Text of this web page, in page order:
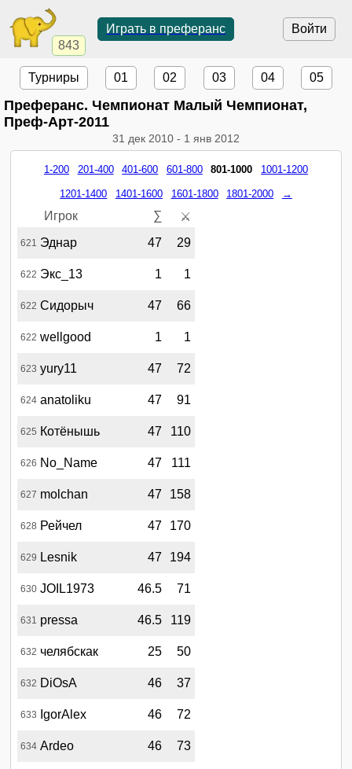
843
Войти
Играть в преферанс
Турниры 01 02 03 04 05
Преферанс. Чемпионат Малый Чемпионат,
Преф-Арт-2011
31 дек 2010 - 1 янв 2012
1-200 201-400 401-600 601-800 801-1000 1001-1200
1201-1400 1401-1600 1601-1800 1801-2000 →
Игрок ∑ ⚔
621 Эднар 47 29
622 Экс_13 1 1
622 Сидорыч 47 66
622 wellgood 1 1
623 yury11 47 72
624 anatoliku 47 91
625 Котёнышь 47 110
626 No_Name 47 111
627 molchan 47 158
628 Рейчел 47 170
629 Lesnik 47 194
630 JOIL1973 46.5 71
631 pressa 46.5 119
632 челябскак 25 50
632 DiOsA 46 37
633 IgorAlex 46 72
634 Ardeo 46 73